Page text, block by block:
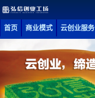
首页 商业模式 云创业服务